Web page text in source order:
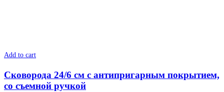
Add to cart
Сковорода 24/6 см с антипригарным покрытием,
со съемной ручкой